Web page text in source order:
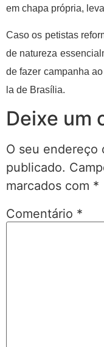
em chapa própria,
Caso os petistas
de natureza
de fazer campanha
la de Brasília.
Deixe um
O seu endereço
publicado.
marcados com *
Comentário *